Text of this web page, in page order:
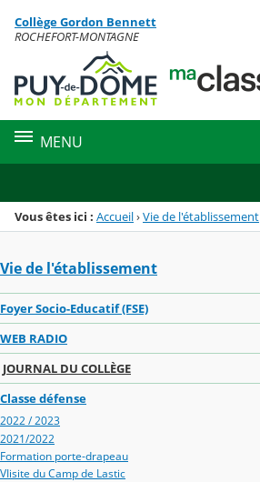
Menu de la rubrique
Contenu
Collège Gordon Bennett
ROCHEFORT-MONTAGNE
MENU
Vous êtes ici : Accueil›Vie de l'établissement
Vie de l'établissement
Foyer Socio-Educatif (FSE)
WEB RADIO
JOURNAL DU COLLÈGE
Classe défense
2022 / 2023
2021/2022
Formation porte-drapeau
VIisite du Camp de Lastic